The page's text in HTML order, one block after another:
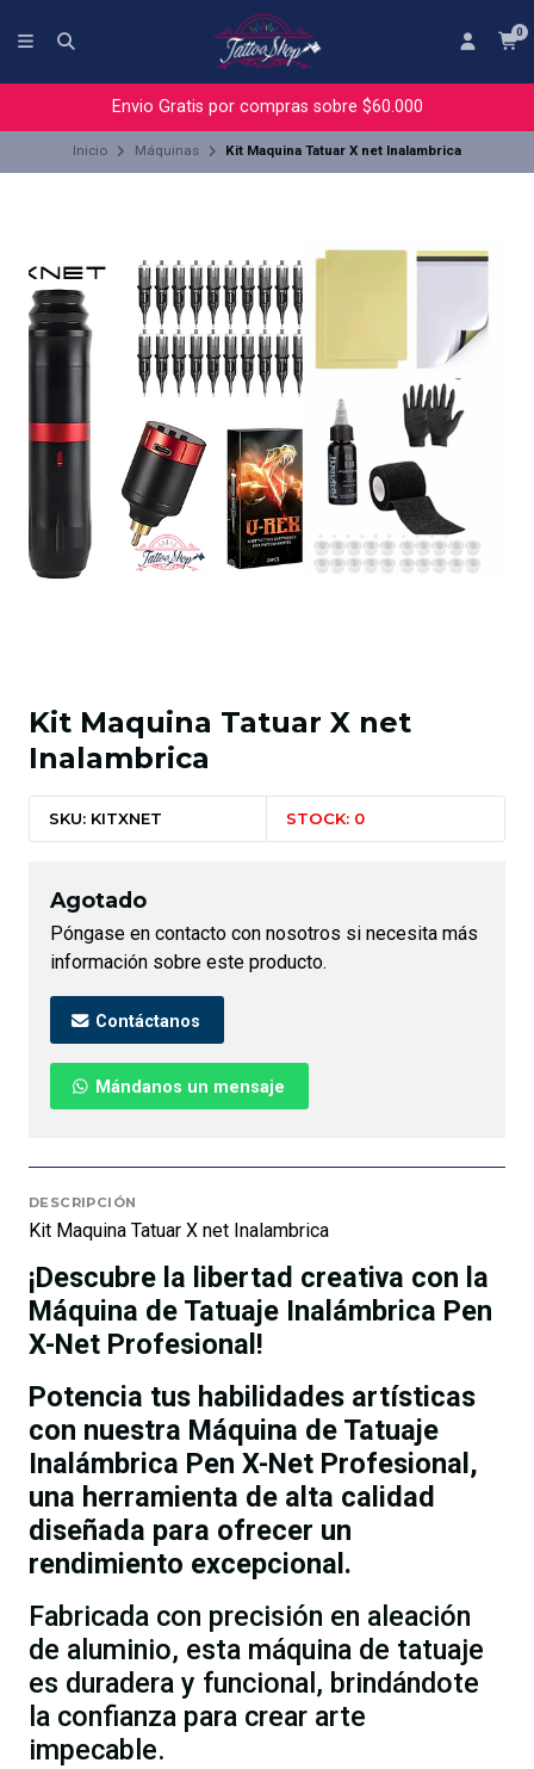
0
Envio Gratis por compras sobre $60.000
Inicio Máquinas Kit Maquina Tatuar X net Inalambrica
Kit Maquina Tatuar X net
Inalambrica
SKU: KITXNET STOCK: 0
Agotado
Póngase en contacto con nosotros si necesita más
información sobre este producto.
Contáctanos
Mándanos un mensaje
DESCRIPCIÓN
Kit Maquina Tatuar X net Inalambrica
¡Descubre la libertad creativa con la
Máquina de Tatuaje Inalámbrica Pen
X-Net Profesional!
Potencia tus habilidades artísticas
con nuestra Máquina de Tatuaje
Inalámbrica Pen X-Net Profesional,
una herramienta de alta calidad
diseñada para ofrecer un
rendimiento excepcional.
Fabricada con precisión en aleación
de aluminio, esta máquina de tatuaje
es duradera y funcional, brindándote
la confianza para crear arte
impecable.